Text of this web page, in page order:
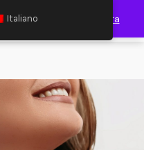
Minima €120,00 Ignora
Italiano